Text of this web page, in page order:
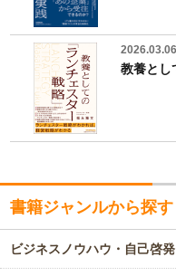
教養とし
書籍ジャンルから探す
ビジネスノウハウ・自己啓発